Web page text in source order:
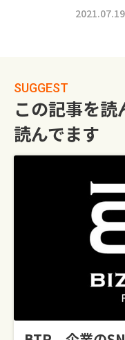
2021.07.19
SUGGEST
この記事を読
読んでます